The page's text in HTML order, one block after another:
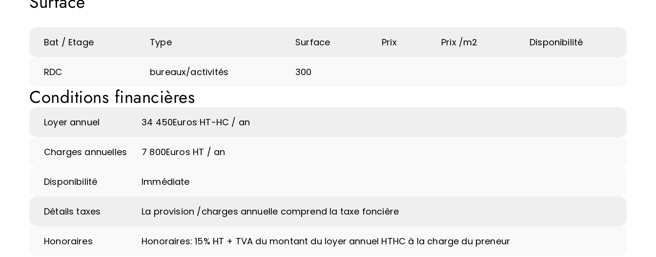
Bat / Etage Type Surface Prix Prix /m2 Disponibilité
RDC bureaux/activités 300
Conditions financières
Loyer annuel 34 450Euros HT-HC / an
Charges annuelles 7 800Euros HT / an
Disponibilité Immédiate
Détails taxes La provision /charges annuelle comprend la taxe foncière
Honoraires Honoraires: 15% HT + TVA du montant du loyer annuel HTHC à la charge du preneur